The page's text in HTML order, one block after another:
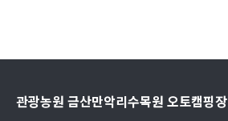
관광농원 금산만악리수목원 오토캠핑장